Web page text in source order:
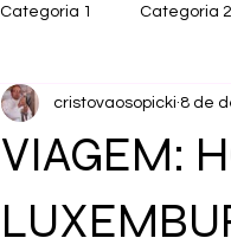
Categoria 1 Categoria 2
VIAGEM:
cristovaosopicki 8 de